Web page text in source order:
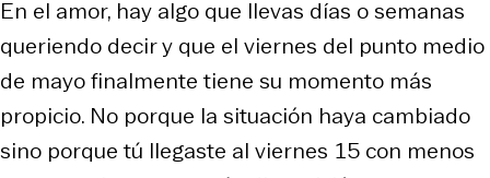
En el amor, hay algo que llevas días o semanas
queriendo decir y que el viernes del punto medio
de mayo finalmente tiene su momento más
propicio. No porque la situación haya cambiado
sino porque tú llegaste al viernes 15 con menos